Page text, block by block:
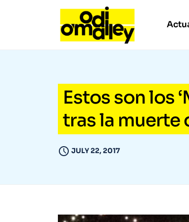
Estos son los
tras la muerte
JULY 22, 2017